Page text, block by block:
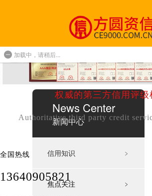
权威的第三方信用评级
Authoritative third party credit
全国热线
13640905821
News Center
新闻中心
信用知识 ﹥
焦点关注 ﹥
加载中，请稍后...